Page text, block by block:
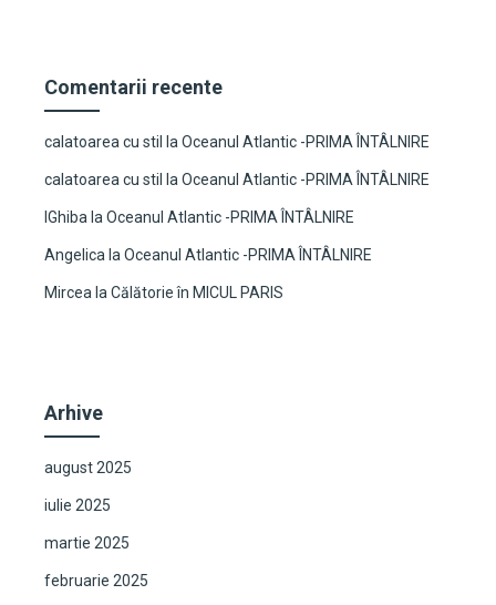
Comentarii recente
calatoarea cu stil laOceanul Atlantic -PRIMA ÎNTÂLNIRE
calatoarea cu stil laOceanul Atlantic -PRIMA ÎNTÂLNIRE
IGhiba laOceanul Atlantic -PRIMA ÎNTÂLNIRE
Angelica laOceanul Atlantic -PRIMA ÎNTÂLNIRE
Mircea laCălătorie în MICUL PARIS
Arhive
august 2025
iulie 2025
martie 2025
februarie 2025